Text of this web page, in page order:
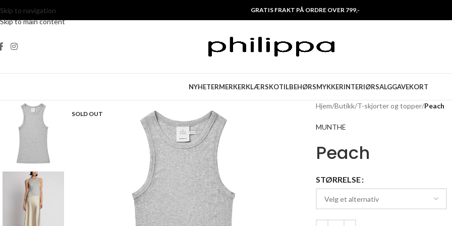
Skip to navigation
Skip to main content
GRATIS FRAKT PÅ ORDRE OVER 799,-
NYHETERMERKERKLÆRSKOTILBEHØRSMYKKERINTERIØRSALGGAVEKORT
SOLD OUT
Hjem/Butikk/T-skjorter og topper/Peach
MUNTHE
Peach
STØRRELSE